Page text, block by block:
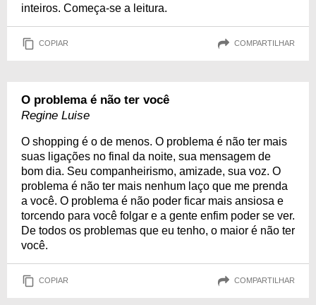
inteiros. Começa-se a leitura.
COPIAR COMPARTILHAR
O problema é não ter você
Regine Luise
O shopping é o de menos. O problema é não ter mais
suas ligações no final da noite, sua mensagem de
bom dia. Seu companheirismo, amizade, sua voz. O
problema é não ter mais nenhum laço que me prenda
a você. O problema é não poder ficar mais ansiosa e
torcendo para você folgar e a gente enfim poder se ver.
De todos os problemas que eu tenho, o maior é não ter
você.
COPIAR COMPARTILHAR